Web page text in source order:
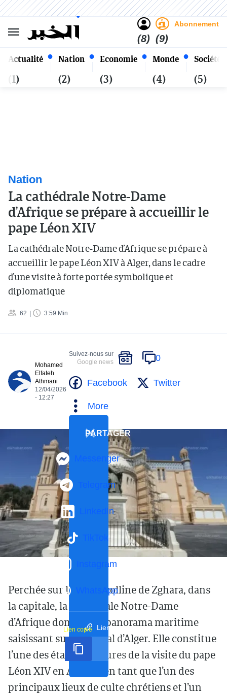
Actualité
(1)
Nation
(2)
Economie
(3)
Monde
(4)
Société
(5)
(8)
Abonnement
(9)
Samedi 24 Safar 1448 - 08
Août 2026
Alger
Nation
La cathédrale Notre-Dame
d’Afrique se prépare à accueillir le
pape Léon XIV
La cathédrale Notre-Dame d’Afrique se prépare à
accueillir le pape Léon XIV à Alger, dans le cadre
d’une visite à forte portée symbolique et
diplomatique
62 3:59 Min
Mohamed
Elfateh
Athmani
12/04/2026
- 12:27
Suivez-nous sur
Google news
0
Facebook Twitter
More
PARTAGER
Messenger
Telegram
LinkedIn
TikTok
Instagram
WhatsApp
Lien court
Lien copié
Perchée sur la haute colline de Zghara, dans
la capitale, la cathédrale Notre-Dame
d’Afrique domine un panorama maritime
saisissant sur le littoral d’Alger. Elle constitue
l’une des étapes majeures de la visite du pape
Léon XIV en Algérie, en tant que l’un des
principaux lieux de culte chrétiens et l’un